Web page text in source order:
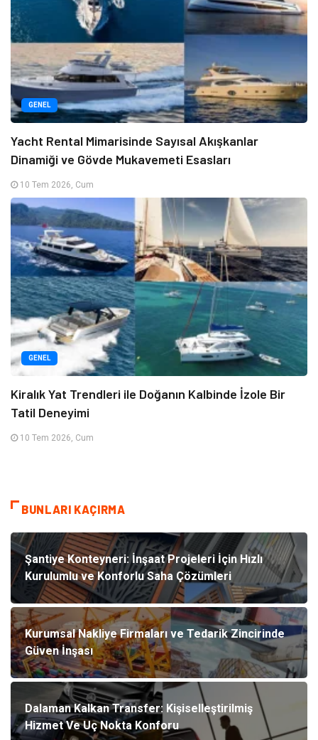
GENEL
Yacht Rental Mimarisinde Sayısal Akışkanlar
Dinamiği ve Gövde Mukavemeti Esasları
10 Tem 2026, Cum
GENEL
Kiralık Yat Trendleri ile Doğanın Kalbinde İzole Bir
Tatil Deneyimi
10 Tem 2026, Cum
BUNLARI KAÇIRMA
Şantiye Konteyneri: İnşaat Projeleri İçin Hızlı
Kurulumlu ve Konforlu Saha Çözümleri
Kurumsal Nakliye Firmaları ve Tedarik Zincirinde
Güven İnşası
Dalaman Kalkan Transfer: Kişiselleştirilmiş
Hizmet Ve Uç Nokta Konforu